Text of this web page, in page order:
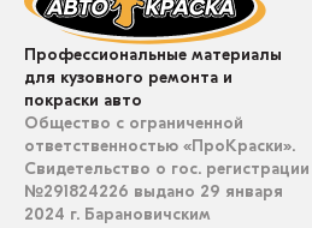
Профессиональные материалы
для кузовного ремонта и
покраски авто
Общество с ограниченной
ответственностью «ПроКраски».
Свидетельство о гос. регистрации
№291824226 выдано 29 января
2024 г. Барановичским